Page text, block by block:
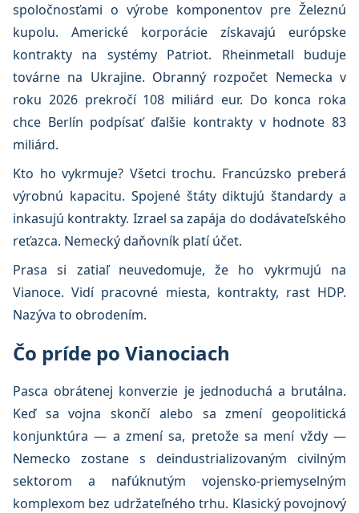
spoločnosťami o výrobe komponentov pre Železnú
kupolu. Americké korporácie získavajú európske
kontrakty na systémy Patriot. Rheinmetall buduje
továrne na Ukrajine. Obranný rozpočet Nemecka v
roku 2026 prekročí 108 miliárd eur. Do konca roka
chce Berlín podpísať ďalšie kontrakty v hodnote 83
miliárd.
Kto ho vykrmuje? Všetci trochu. Francúzsko preberá
výrobnú kapacitu. Spojené štáty diktujú štandardy a
inkasujú kontrakty. Izrael sa zapája do dodávateľského
reťazca. Nemecký daňovník platí účet.
Prasa si zatiaľ neuvedomuje, že ho vykrmujú na
Vianoce. Vidí pracovné miesta, kontrakty, rast HDP.
Nazýva to obrodením.
Čo príde po Vianociach
Pasca obrátenej konverzie je jednoduchá a brutálna.
Keď sa vojna skončí alebo sa zmení geopolitická
konjunktúra — a zmení sa, pretože sa mení vždy —
Nemecko zostane s deindustrializovaným civilným
sektorom a nafúknutým vojensko-priemyselným
komplexom bez udržateľného trhu. Klasický povojnový